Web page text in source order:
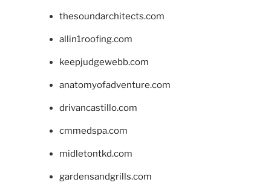
thesoundarchitects.com
allin1roofing.com
keepjudgewebb.com
anatomyofadventure.com
drivancastillo.com
cmmedspa.com
midletontkd.com
gardensandgrills.com